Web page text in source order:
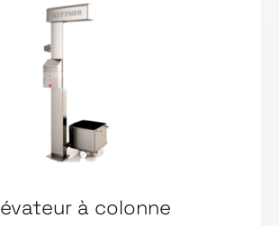
à colonne